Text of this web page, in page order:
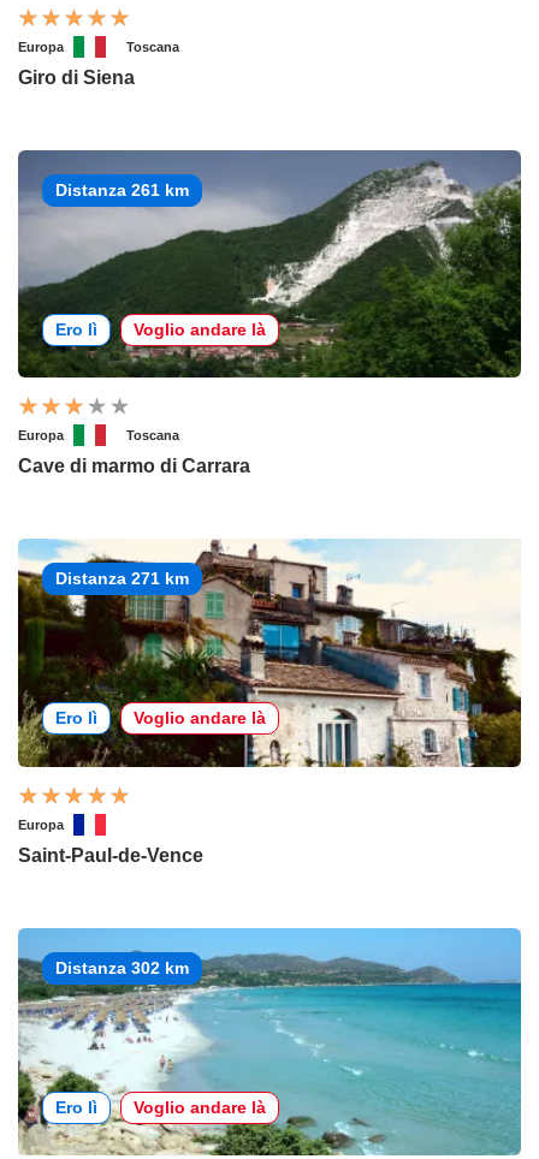
Europa Toscana
Giro di Siena
Distanza 261 km
Ero lì Voglio andare là
Europa Toscana
Cave di marmo di Carrara
Distanza 271 km
Ero lì Voglio andare là
Europa
Saint-Paul-de-Vence
Distanza 302 km
Ero lì Voglio andare là